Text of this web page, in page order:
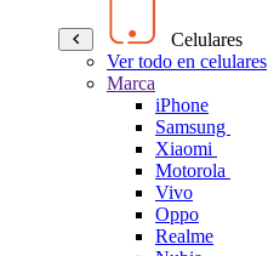
Celulares
Ver todo en celulares
Marca
iPhone
Samsung
Xiaomi
Motorola
Vivo
Oppo
Realme